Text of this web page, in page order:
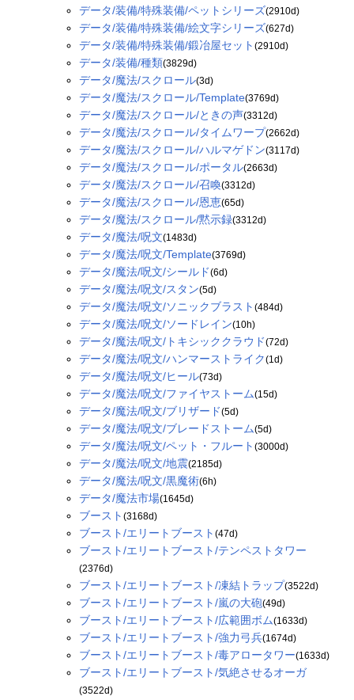
データ/装備/特殊装備/ペットシリーズ(2910d)
データ/装備/特殊装備/絵文字シリーズ(627d)
データ/装備/特殊装備/鍛冶屋セット (2910d)
データ/装備/種類(3829d)
データ/魔法/スクロール(3d)
データ/魔法/スクロール/Template(3769d)
データ/魔法/スクロール/ときの声(3312d)
データ/魔法/スクロール/タイムワープ(2662d)
データ/魔法/スクロール/ハルマゲドン(3117d)
データ/魔法/スクロール/ポータル(2663d)
データ/魔法/スクロール/召喚(3312d)
データ/魔法/スクロール/恩恵(65d)
データ/魔法/スクロール/黙示録(3312d)
データ/魔法/呪文(1483d)
データ/魔法/呪文/Template(3769d)
データ/魔法/呪文/シールド(6d)
データ/魔法/呪文/スタン(5d)
データ/魔法/呪文/ソニックブラスト (484d)
データ/魔法/呪文/ソードレイン(10h)
データ/魔法/呪文/トキシッククラウド(72d)
データ/魔法/呪文/ハンマーストライク(1d)
データ/魔法/呪文/ヒール(73d)
データ/魔法/呪文/ファイヤストーム(15d)
データ/魔法/呪文/ブリザード(5d)
データ/魔法/呪文/ブレードストーム(5d)
データ/魔法/呪文/ペット・フルート (3000d)
データ/魔法/呪文/地震(2185d)
データ/魔法/呪文/黒魔術(6h)
データ/魔法市場(1645d)
ブースト (3168d)
ブースト/エリートブースト (47d)
ブースト/エリートブースト/テンペストタワー
(2376d)
ブースト/エリートブースト/凍結トラップ(3522d)
ブースト/エリートブースト/嵐の大砲(49d)
ブースト/エリートブースト/広範囲ボム(1633d)
ブースト/エリートブースト/強力弓兵(1674d)
ブースト/エリートブースト/毒アロータワー(1633d)
ブースト/エリートブースト/気絶させるオーガ
(3522d)